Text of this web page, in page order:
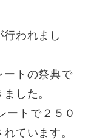
われまし
ートの祭典で
した。
ートで２５０
ています。